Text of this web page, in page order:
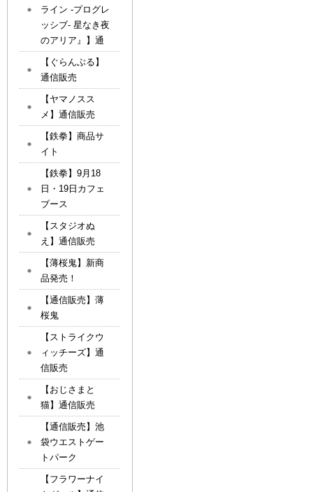
ライン -プログレ
ッシブ- 星なき夜
のアリア』】通
【ぐらんぶる】
通信販売
【ヤマノスス
メ】通信販売
【鉄拳】商品サ
イト
【鉄拳】9月18
日・19日カフェ
ブース
【スタジオぬ
え】通信販売
【薄桜鬼】新商
品発売！
【通信販売】薄
桜鬼
【ストライクウ
ィッチーズ】通
信販売
【おじさまと
猫】通信販売
【通信販売】池
袋ウエストゲー
トパーク
【フラワーナイ